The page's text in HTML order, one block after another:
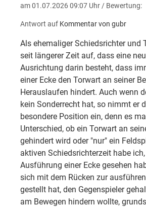
am 01.07.2026 09:07 Uhr/ Bewertung:
Antwort auf Kommentar von gubr
Als ehemaliger Schiedsrichter und
seit längerer Zeit auf, dass eine
Ausrichtung darin besteht, dass
einer Ecke den Torwart an seiner
Herauslaufen hindert. Auch wenn
kein Sonderrecht hat, so nimmt er
besondere Position ein, denn es
Unterschied, ob ein Torwart an
gehindert wird oder "nur" ein
aktiven Schiedsrichterzeit habe
Ausführung einer Ecke gesehen
sich mit dem Rücken zur
gestellt hat, den Gegenspieler
am Bewegen hindern wollte,